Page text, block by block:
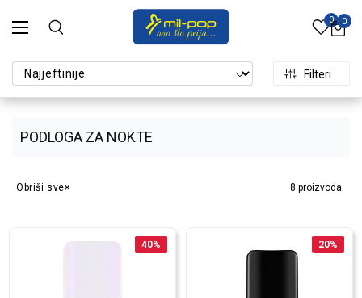
0 0
PODLOGA ZA NOKTE
Filteri
8 proizvoda
Obriši sve
40% 20%